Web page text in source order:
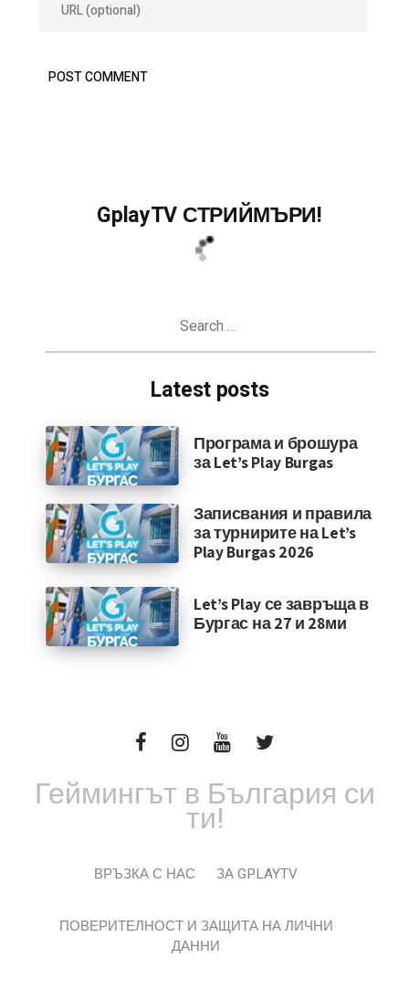
GplayTV СТРИЙМЪРИ!
Latest posts
Програма и брошура
за Let’s Play Burgas
Записвания и правила
за турнирите на Let’s
Play Burgas 2026
Let’s Play се завръща в
Бургас на 27 и 28ми
Геймингът в България си
ти!
ВРЪЗКА С НАС ЗА GPLAYTV
ПОВЕРИТЕЛНОСТ И ЗАЩИТА НА ЛИЧНИ
ДАННИ